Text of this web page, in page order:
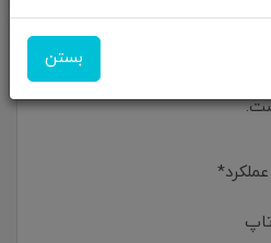
بستن
* عملکرد در مقایسه با نسل قبلی i7-12650H. مشخصات